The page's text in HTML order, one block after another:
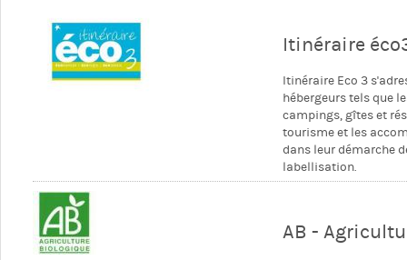
Itinéraire
Itinéraire Eco 3
hébergeurs tels que
campings, gîtes et
tourisme et les
dans leur démarche
labellisation.
AB -